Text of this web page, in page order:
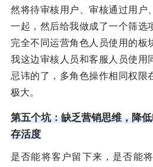
然将待审核用户、审核通过用户
一起，然后给我做成了一个筛选
完全不同运营角色人员使用的板
我这边审核人员和客服人员使用
忌讳的了，多角色操作相同权限
极大。
第五个坑：缺乏营销思维，降
存活度
是否能将客户留下来，是否能